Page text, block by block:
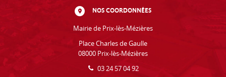
NOS COORDONNÉES
Mairie de Prix-lès-Mézières
Place Charles de Gaulle
08000 Prix-lès-Mézières
03 24 57 04 92